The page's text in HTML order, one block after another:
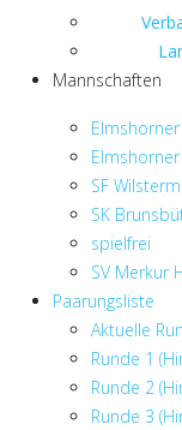
Mannschaften
Elmshorner
Elmshorner
SF
SK
spielfrei
SV Merkur
Paarungsliste
Aktuelle
Runde 1
Runde 2
Runde 3